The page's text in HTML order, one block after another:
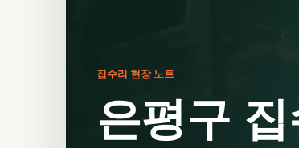
집수리 현장 노트
은평구